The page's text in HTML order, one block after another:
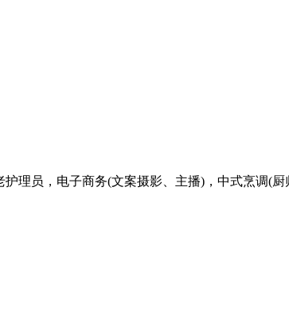
理员，电子商务(文案摄影、主播)，中式烹调(